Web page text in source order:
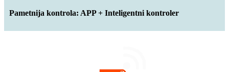
Pametnija kontrola: APP + Inteligentni kontroler